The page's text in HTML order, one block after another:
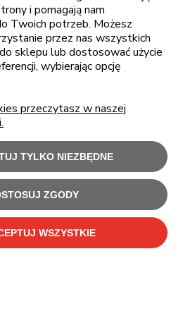
sklep@cebit.pl
ZAKUPY
POMOC
KONTO
INFORMACJE
zgodę na wykorzystywanie plików cookies.
i pomagają nam
Twoich potrzeb. Możesz
przez nas wszystkich
sklepu lub dostosować użycie
wybierając opcję
przeczytasz w naszej
TYLKO NIEZBĘDNE
ZGODY
WSZYSTKIE